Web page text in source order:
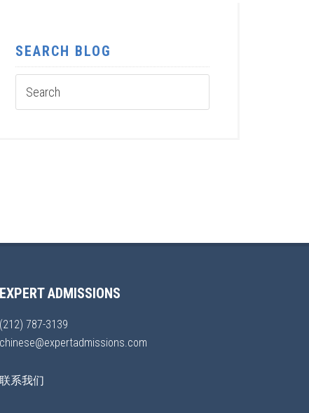
SEARCH BLOG
EXPERT ADMISSIONS
(212) 787-3139
chinese@expertadmissions.com
联系我们